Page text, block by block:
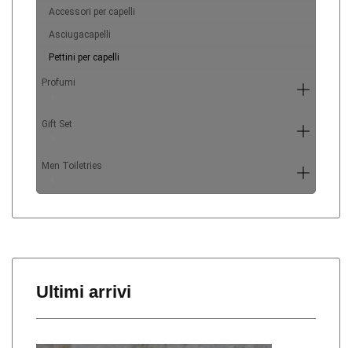
Accessori per capelli
Asciugacapelli
Pettini per capelli
Profumi
Gift Set
Men Toiletries
Ultimi arrivi